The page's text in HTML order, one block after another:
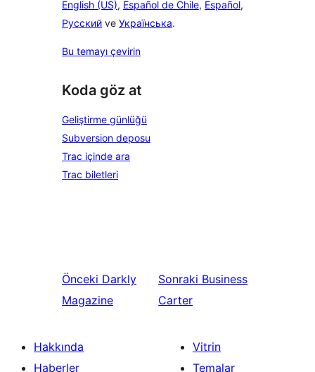
English (US), Español de Chile, Español,
Русский ve Українська.
Bu temayı çevirin
Koda göz at
Geliştirme günlüğü
Subversion deposu
Trac içinde ara
Trac biletleri
Önceki Darkly
Magazine
Sonraki Business
Carter
Hakkında
Haberler
Vitrin
Temalar